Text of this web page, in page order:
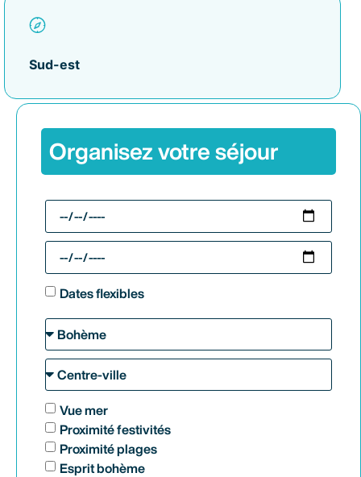
Sud-est
Organisez votre séjour
Dates flexibles
Vue mer
Proximité festivités
Proximité plages
Esprit bohème